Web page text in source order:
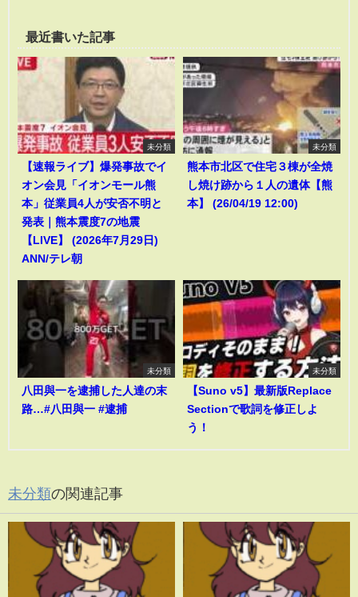
最近書いた記事
未分類
【速報ライブ】爆発事故でイ
オン会見「イオンモール熊
本」従業員4人が安否不明と
発表｜熊本震度7の地震
【LIVE】 (2026年7月29日)
ANN/テレ朝
未分類
熊本市北区で住宅３棟が全焼
し焼け跡から１人の遺体【熊
本】 (26/04/19 12:00)
未分類
八田與一を逮捕した人達の末
路…#八田與一 #逮捕
未分類
【Suno v5】最新版Replace
Sectionで歌詞を修正しよ
う！
未分類の関連記事